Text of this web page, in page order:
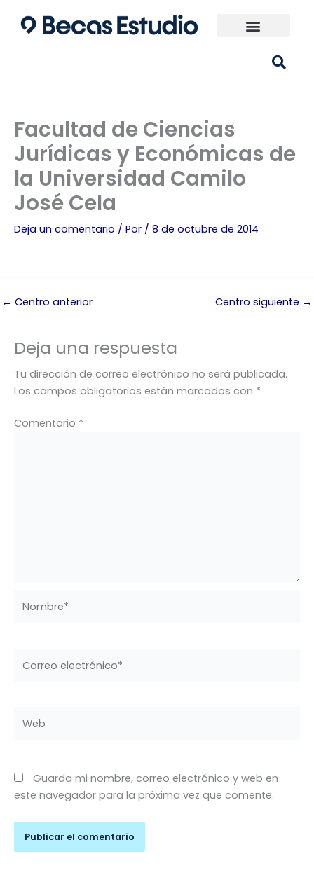
Facultad de Ciencias
Jurídicas y Económicas de
la Universidad Camilo
José Cela
Deja un comentario / Por / 8 de octubre de 2014
← Centro anterior Centro siguiente →
Deja una respuesta
Tu dirección de correo electrónico no será publicada.
Los campos obligatorios están marcados con *
Comentario *
electrónico*
Guarda mi nombre, correo electrónico y web en
este navegador para la próxima vez que comente.